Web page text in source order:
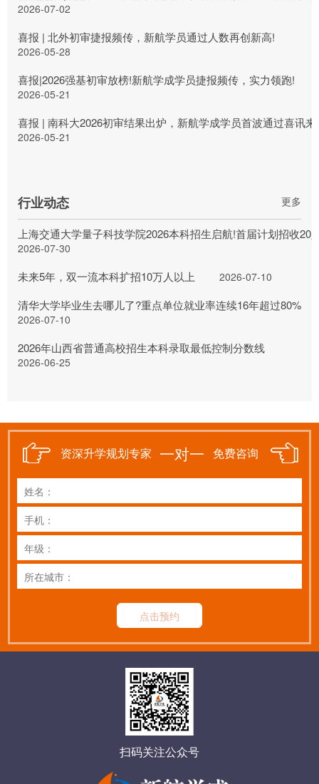
2026-07-02
喜报 | 北外初审捷报频传，新航学员通过人数再创新高!
2026-05-28
喜报|2026强基初审放榜!新航学成学员捷报频传，实力领跑!
2026-05-21
喜报 | 南科大2026初审结果出炉，新航学成学员首波通过喜讯来
2026-05-21
行业动态 更多
上海交通大学量子科技学院2026本科招生启航!首届计划招收20
2026-07-30
未来5年，双一流本科扩招10万人以上 2026-07-10
清华大学毕业生去哪儿了?重点单位就业率连续16年超过80%
2026-07-10
2026年山西省普通高校招生本科录取最低控制分数线
2026-06-25
资深升学规划专家 一对一 免费咨询
点击预约
扫码关注公众号